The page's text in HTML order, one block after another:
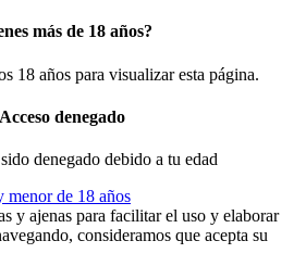
más de 18 años?
18 años para visualizar esta página.
Acceso denegado
denegado debido a tu edad
menor de 18 años
y ajenas para facilitar el uso y elaborar
consideramos que acepta su